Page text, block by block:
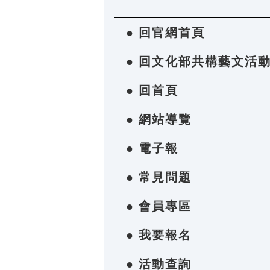
● 回官網首頁
● 回文化部共構藝文活
● 回首頁
● 網站導覽
● 電子報
● 常見問題
● 會員專區
● 我要報名
● 活動查詢